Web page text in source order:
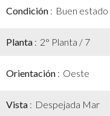
Condición Buen estado
Planta 2° Planta / 7
Orientación Oeste
Vista Despejada Mar